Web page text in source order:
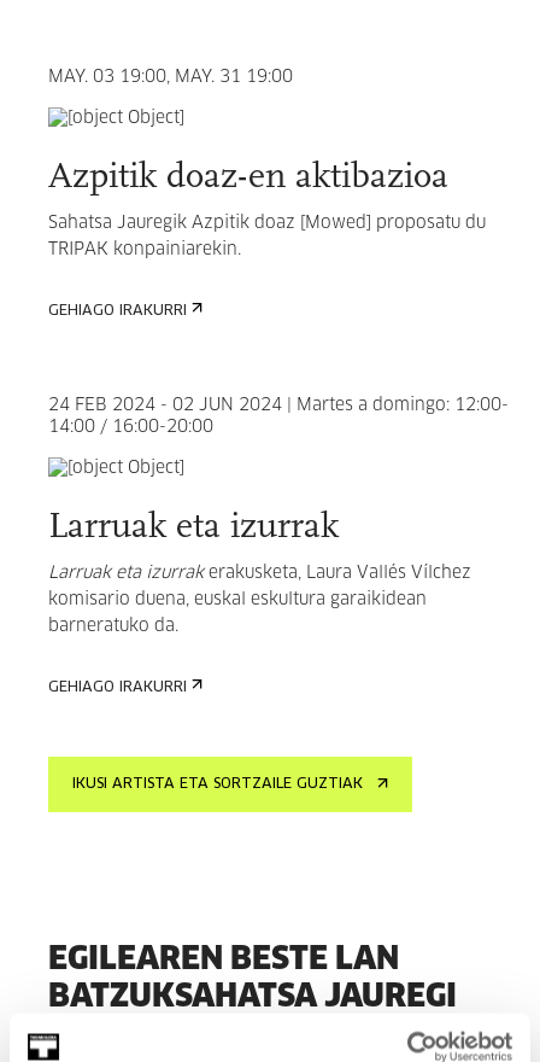
MAY. 03 19:00, MAY. 31 19:00
Azpitik doaz-en aktibazioa
Sahatsa Jauregik Azpitik doaz [Mowed] proposatu du
TRIPAK konpainiarekin.
GEHIAGO IRAKURRI
24 FEB 2024 - 02 JUN 2024 | Martes a domingo: 12:00-
14:00 / 16:00-20:00
Larruak eta izurrak
Larruak eta izurrak erakusketa, Laura Vallés Vílchez
komisario duena, euskal eskultura garaikidean
barneratuko da.
GEHIAGO IRAKURRI
IKUSI ARTISTA ETA SORTZAILE GUZTIAK
EGILEAREN BESTE LAN
BATZUKSAHATSA JAUREGI